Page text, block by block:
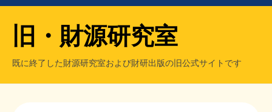
旧・財源研究室
既に終了した財源研究室および財研出版の旧公式サイトです